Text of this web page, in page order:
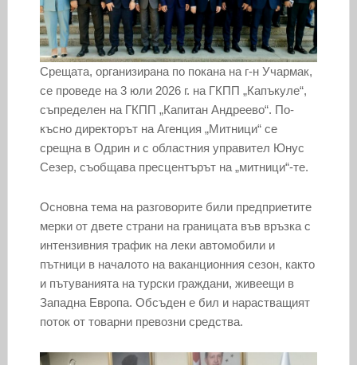
Срещата, организирана по покана на г-н Учармак,
се проведе на 3 юли 2026 г. на ГКПП „Капъкуле“,
съпределен на ГКПП „Капитан Андреево“. По-
късно директорът на Агенция „Митници“ се
срещна в Одрин и с областния управител Юнус
Сезер, съобщава пресцентърът на „митници“-те.
Основна тема на разговорите били предприетите
мерки от двете страни на границата във връзка с
интензивния трафик на леки автомобили и
пътници в началото на ваканционния сезон, както
и пътуванията на турски граждани, живеещи в
Западна Европа. Обсъден е бил и нарастващият
поток от товарни превозни средства.